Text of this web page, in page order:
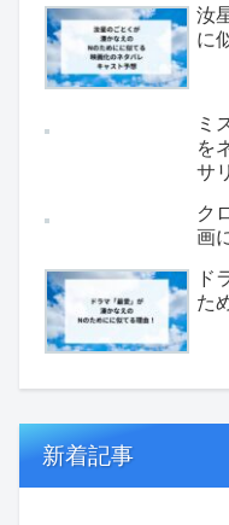
汝
に
ミ
を
サ
ク
画
ド
た
新着記事